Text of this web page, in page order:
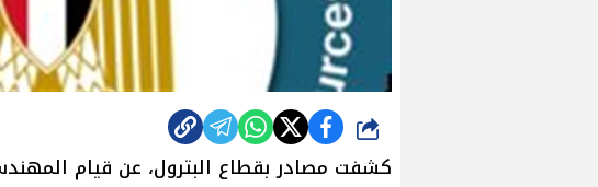
شارك
كشفت مصادر بقطاع البترول، عن قيام